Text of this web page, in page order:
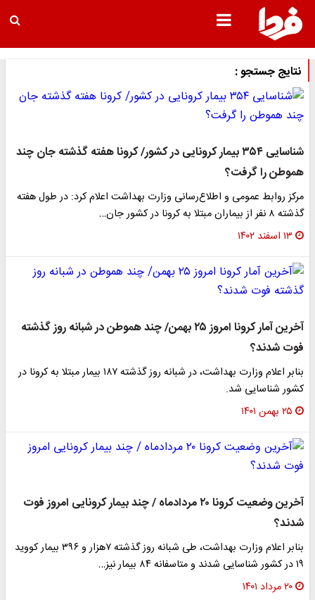
نتایج جستجو :
شناسایی ۳۵۴ بیمار کرونایی در کشور/ کرونا هفته گذشته جان چند
هموطن را گرفت؟
مرکز روابط عمومی و اطلاع‌رسانی وزارت بهداشت اعلام کرد: در طول هفته
گذشته ۸ نفر از بیماران مبتلا به کرونا در کشور جان…
۱۳ اسفند ۱۴۰۲
آخرین آمار کرونا امروز ۲۵ بهمن/ چند هموطن در شبانه روز گذشته
فوت شدند؟
بنابر اعلام وزارت بهداشت، در شبانه روز گذشته ۱۸۷ بیمار مبتلا به کرونا در
کشور شناسایی شد.
۲۵ بهمن ۱۴۰۱
آخرین وضعیت کرونا ۲۰ مردادماه / چند بیمار کرونایی امروز فوت
شدند؟
بنابر اعلام وزارت بهداشت، طی شبانه روز گذشته ۷هزار و ۳۹۶ بیمار کووید
۱۹ در کشور شناسایی شدند و متاسفانه ۸۴ بیمار نیز…
۲۰ مرداد ۱۴۰۱